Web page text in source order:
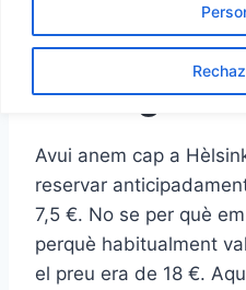
Hèlsinki
30 d’agost
Avui anem cap a
reservar
7,5 €. No se per què
perquè habitualment
el preu era de 18 €.